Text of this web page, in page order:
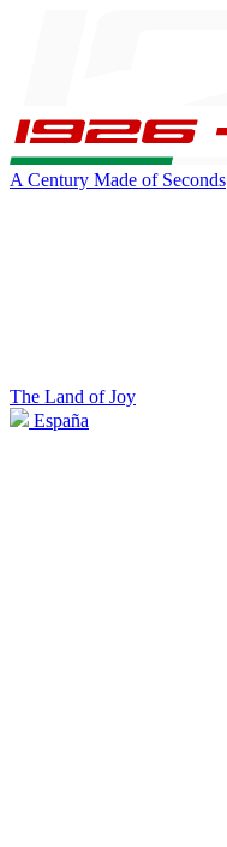
A Century Made of Seconds
The Land of Joy
España